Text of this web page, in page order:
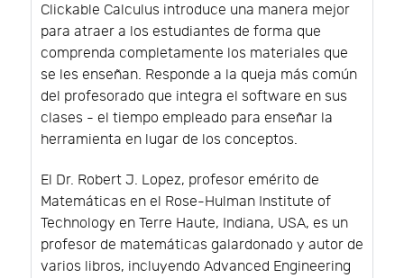
Clickable Calculus introduce una manera mejor
para atraer a los estudiantes de forma que
comprenda completamente los materiales que
se les enseñan. Responde a la queja más común
del profesorado que integra el software en sus
clases - el tiempo empleado para enseñar la
herramienta en lugar de los conceptos.
El Dr. Robert J. Lopez, profesor emérito de
Matemáticas en el Rose-Hulman Institute of
Technology en Terre Haute, Indiana, USA, es un
profesor de matemáticas galardonado y autor de
varios libros, incluyendo Advanced Engineering